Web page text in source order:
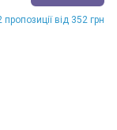
від 352 грн